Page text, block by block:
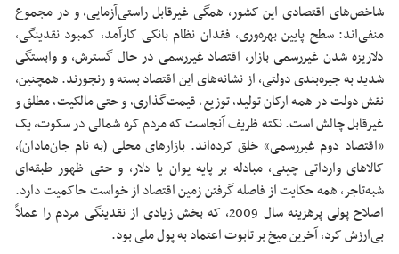
شاخص‌های اقتصادی این کشور، همگی غیرقابل راستی‌آزمایی، و در مجموع
منفی‌اند: سطح پایین بهره‌وری، فقدان نظام بانکی کارآمد، کمبود نقدینگی،
دلاریزه شدن غیررسمی بازار، اقتصاد غیررسمی در حال گسترش، و وابستگی
شدید به جیره‌بندی دولتی، از نشانه‌های این اقتصاد بسته و رنجورند. همچنین،
نقش دولت در همه ارکان تولید، توزیع، قیمت‌گذاری، و حتی مالکیت، مطلق و
غیرقابل چالش است. نکته ظریف آنجاست که مردم کره شمالی در سکوت، یک
«اقتصاد دوم غیررسمی» خلق کرده‌اند. بازارهای محلی (به نام جان‌مادان)،
کالاهای وارداتی چینی، مبادله بر پایه یوان یا دلار، و حتی ظهور طبقه‌ای
شبه‌تاجر، همه حکایت از فاصله گرفتن زمین اقتصاد از خواست حاکمیت دارد.
اصلاح پولی پرهزینه سال 2009، که بخش زیادی از نقدینگی مردم را عملاً
بی‌ارزش کرد، آخرین میخ بر تابوت اعتماد به پول ملی بود.